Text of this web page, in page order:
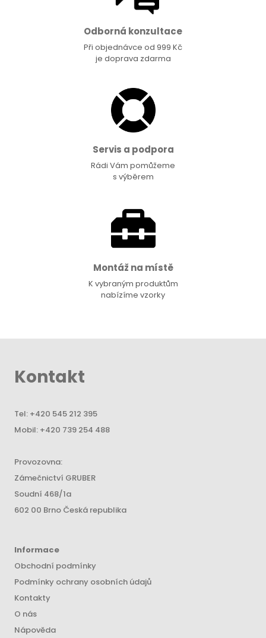
Odborná konzultace
Při objednávce od 999 Kč
je doprava zdarma
Servis a podpora
Rádi Vám pomůžeme
s výběrem
Montáž na místě
K vybraným produktům
nabízíme vzorky
Kontakt
Tel: +420 545 212 395
Mobil: +420 739 254 488
Provozovna:
Zámečnictví GRUBER
Soudní 468/1a
602 00 Brno Česká republika
Informace
Obchodní podmínky
Podmínky ochrany osobních údajů
Kontakty
O nás
Nápověda